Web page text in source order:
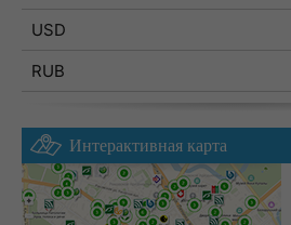
USD
RUB
Интерактивная карта